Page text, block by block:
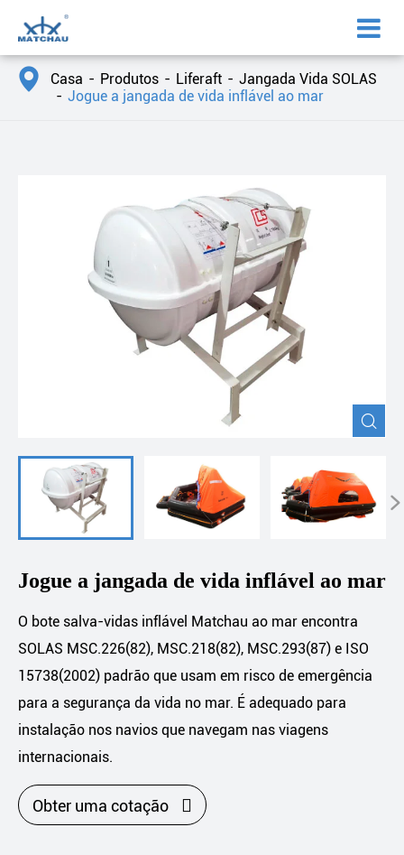
 Casa Produtos Liferaft
Jangada Vida SOLAS
Jogue a jangada de vida inflável ao mar


Jogue a jangada de vida inflável ao mar
O bote salva-vidas inflável Matchau ao mar encontra
SOLAS MSC.226(82), MSC.218(82), MSC.293(87) e ISO
15738(2002) padrão que usam em risco de emergência
para a segurança da vida no mar. É adequado para
instalação nos navios que navegam nas viagens
internacionais.
Obter uma cotação 